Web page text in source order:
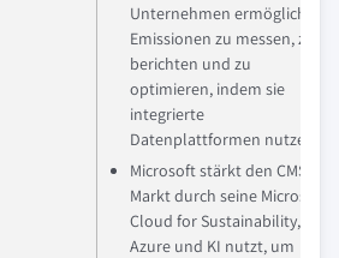
Unternehmen ermöglichen,
Emissionen zu messen, zu
berichten und zu
optimieren, indem sie
integrierte
Datenplattformen nutzen.
Microsoft stärkt den CMS-
Markt durch seine Microsoft
Cloud for Sustainability, die
Azure und KI nutzt, um